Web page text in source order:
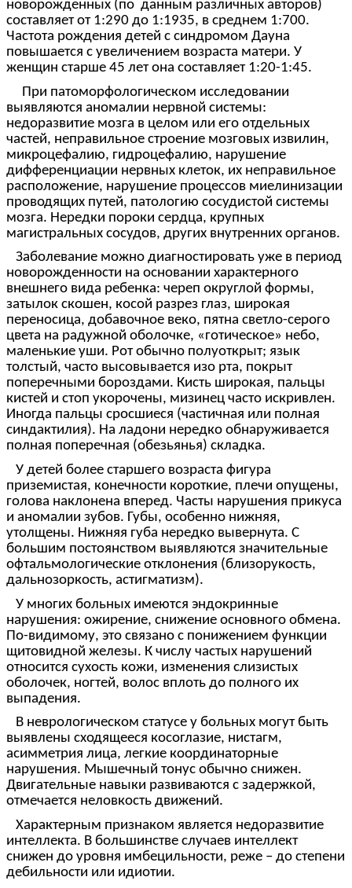
новорожденных (по данным различных авторов)
составляет от 1:290 до 1:1935, в среднем 1:700.
Частота рождения детей с синдромом Дауна
повышается с увеличением возраста матери. У
женщин старше 45 лет она составляет 1:20-1:45.
При патоморфологическом исследовании
выявляются аномалии нервной системы:
недоразвитие мозга в целом или его отдельных
частей, неправильное строение мозговых извилин,
микроцефалию, гидроцефалию, нарушение
дифференциации нервных клеток, их неправильное
расположение, нарушение процессов миелинизации
проводящих путей, патологию сосудистой системы
мозга. Нередки пороки сердца, крупных
магистральных сосудов, других внутренних органов.
Заболевание можно диагностировать уже в период
новорожденности на основании характерного
внешнего вида ребенка: череп округлой формы,
затылок скошен, косой разрез глаз, широкая
переносица, добавочное веко, пятна светло-серого
цвета на радужной оболочке, «готическое» небо,
маленькие уши. Рот обычно полуоткрыт; язык
толстый, часто высовывается изо рта, покрыт
поперечными бороздами. Кисть широкая, пальцы
кистей и стоп укорочены, мизинец часто искривлен.
Иногда пальцы сросшиеся (частичная или полная
синдактилия). На ладони нередко обнаруживается
полная поперечная (обезьянья) складка.
У детей более старшего возраста фигура
приземистая, конечности короткие, плечи опущены,
голова наклонена вперед. Часты нарушения прикуса
и аномалии зубов. Губы, особенно нижняя,
утолщены. Нижняя губа нередко вывернута. С
большим постоянством выявляются значительные
офтальмологические отклонения (близорукость,
дальнозоркость, астигматизм).
У многих больных имеются эндокринные
нарушения: ожирение, снижение основного обмена.
По-видимому, это связано с понижением функции
щитовидной железы. К числу частых нарушений
относится сухость кожи, изменения слизистых
оболочек, ногтей, волос вплоть до полного их
выпадения.
В неврологическом статусе у больных могут быть
выявлены сходящееся косоглазие, нистагм,
асимметрия лица, легкие координаторные
нарушения. Мышечный тонус обычно снижен.
Двигательные навыки развиваются с задержкой,
отмечается неловкость движений.
Характерным признаком является недоразвитие
интеллекта. В большинстве случаев интеллект
снижен до уровня имбецильности, реже – до степени
дебильности или идиотии.